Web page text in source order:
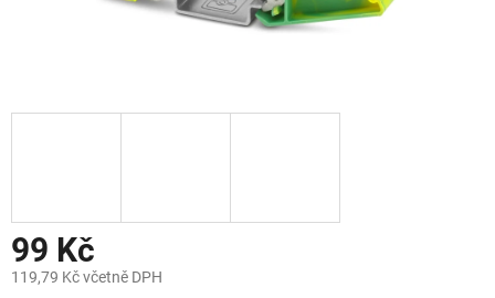
99 Kč
119,79 Kč včetně DPH